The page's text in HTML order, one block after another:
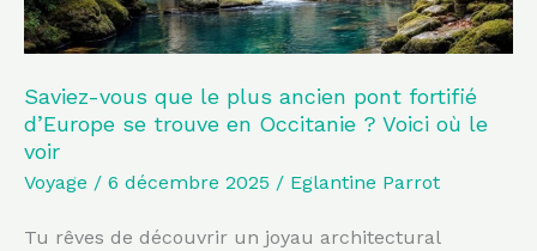
Saviez-vous que le plus ancien pont fortifié
d’Europe se trouve en Occitanie ? Voici où le
voir
Voyage / 6 décembre 2025 / Eglantine Parrot
Tu rêves de découvrir un joyau architectural
d’Europe
se
trouve
en
Occitanie
?
Voici